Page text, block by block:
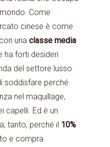
Come
cinese è come
una classe media
ha forti desideri
del settore lusso
soddisfare perché
nel maquillage,
capelli. Ed è un
tanto, perché il 10%
e compra